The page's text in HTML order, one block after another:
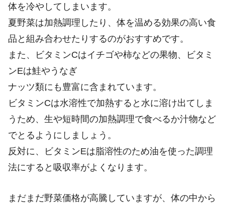
体を冷やしてしまいます。
夏野菜は加熱調理したり、体を温める効果の高い食
品と組み合わせたりするのがおすすめです。
また、ビタミンCはイチゴや柿などの果物、ビタミ
ンEは鮭やうなぎ
ナッツ類にも豊富に含まれています。
ビタミンCは水溶性で加熱すると水に溶け出てしま
うため、生や短時間の加熱調理で食べるか汁物など
でとるようにしましょう。
反対に、ビタミンEは脂溶性のため油を使った調理
法にすると吸収率がよくなります。
まだまだ野菜価格が高騰していますが、体の中から